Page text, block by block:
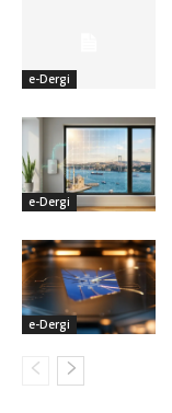
e-Dergi
e-Dergi
e-Dergi